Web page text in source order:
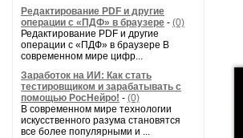
Редактирование PDF и другие
операции с «ПДФ» в браузере - (0)
Редактирование PDF и другие
операции с «ПДФ» в браузере В
современном мире цифр...
Заработок на ИИ: Как стать
тестировщиком и зарабатывать с
помощью РосНейро! - (0)
В современном мире технологии
искусственного разума становятся
все более популярными и ...